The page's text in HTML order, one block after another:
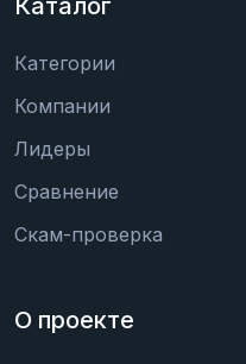
Каталог
Категории
Компании
Лидеры
Сравнение
Скам-проверка
О проекте